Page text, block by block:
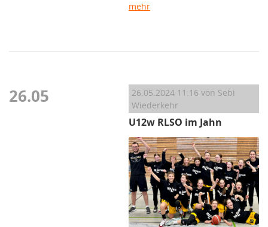
mehr
26.05 26.05.2024 11:16 von Sebi
Wiederkehr
U12w RLSO im Jahn